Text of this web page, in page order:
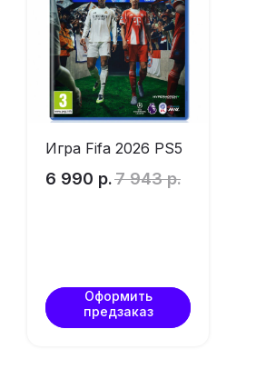
Игра Fifa 2026 PS5
6 990 р.7 943 р.
Оформить
предзаказ